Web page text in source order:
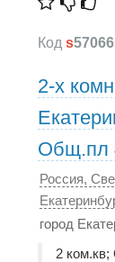
Код s
2-х
Общ.пл
Россия,
город
2